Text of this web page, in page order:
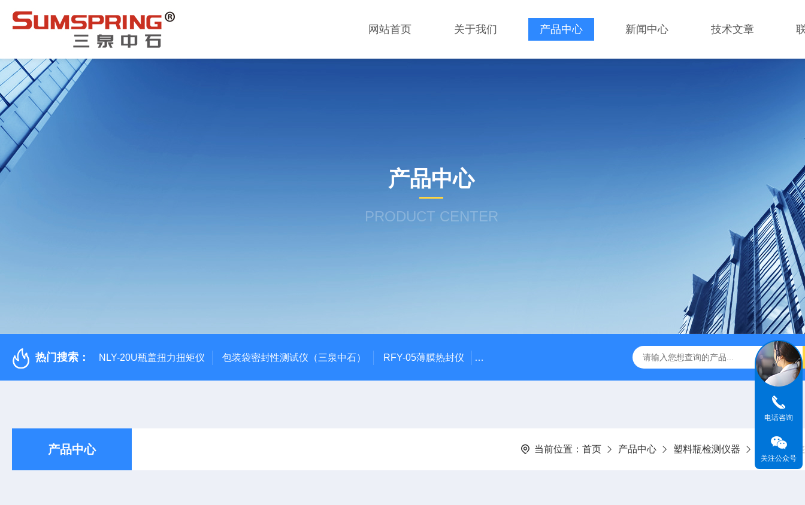
网站首页 关于我们 产品中心 新闻中心 技术文章
产品中心
PRODUCT CENTER
热门搜索： NLY-20U瓶盖扭力扭矩仪 包装袋密封性测试仪（三泉中石） RFY-05薄膜热封仪 安瓿瓶折断力测试仪YBB00332002 金属箔片摆锤冲击测定仪 纸箱抗
产品中心 当前位置： 首页 产品中心 塑料瓶检测仪器 垂直轴偏
电话咨询
关注公众号